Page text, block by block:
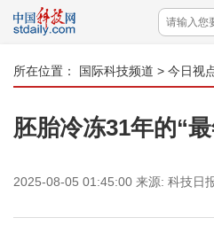
所在位置： 国际科技频道 > 今日视
胚胎冷冻31年的“
2025-08-05 01:45:00 来源: 科技日